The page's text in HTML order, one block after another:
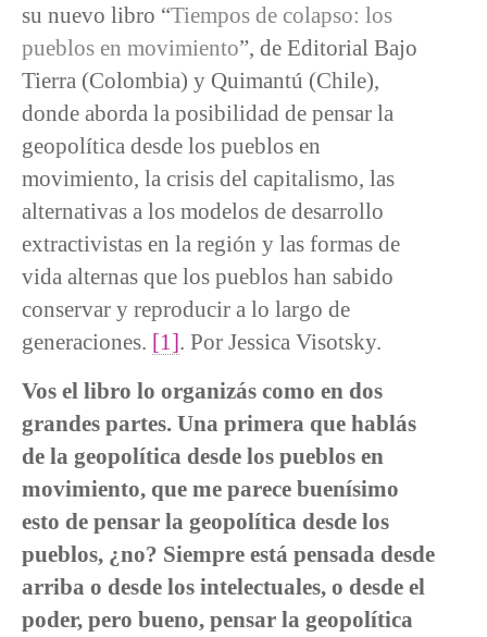
su nuevo libro “Tiempos de colapso: los
pueblos en movimiento”, de Editorial Bajo
Tierra (Colombia) y Quimantú (Chile),
donde aborda la posibilidad de pensar la
geopolítica desde los pueblos en
movimiento, la crisis del capitalismo, las
alternativas a los modelos de desarrollo
extractivistas en la región y las formas de
vida alternas que los pueblos han sabido
conservar y reproducir a lo largo de
generaciones. [1]. Por Jessica Visotsky.
Vos el libro lo organizás como en dos
grandes partes. Una primera que hablás
de la geopolítica desde los pueblos en
movimiento, que me parece buenísimo
esto de pensar la geopolítica desde los
pueblos, ¿no? Siempre está pensada desde
arriba o desde los intelectuales, o desde el
poder, pero bueno, pensar la geopolítica